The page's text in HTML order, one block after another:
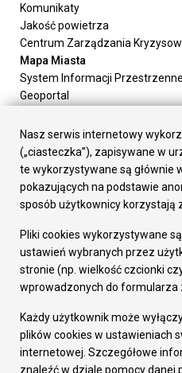
Komunikaty
Jakość powietrza
Centrum Zarządzania
Mapa Miasta
System Informacji
Geoportal
Załatw sprawę
Prezydent Miasta
Rada Miasta
Wydziały
Elektroniczna Skrzynka
Gospodarka
Fundusze europejskie
Środki krajowe
Oferty inwestycyjne
Pozostałe
Deklaracja dostępności
Dane osobowe
Nasz serwis internetowy
(„ciasteczka”), zapisywane w
te wykorzystywane są głównie
pokazujących na podstawie
sposób użytkownicy korzystają
Pliki cookies wykorzystywane
ustawień wybranych przez
stronie (np. wielkość czcionki
wprowadzonych do formularza
Każdy użytkownik może
plików cookies w ustawieniach
internetowej. Szczegółowe
znaleźć w dziale pomocy danej